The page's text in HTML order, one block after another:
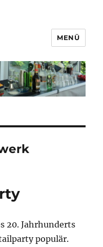
MENÜ
20. Jahrhunderts
populär.